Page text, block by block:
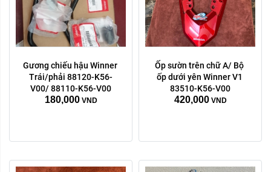
Gương chiếu hậu Winner
Trái/phải 88120-K56-
V00/ 88110-K56-V00
180,000 VND
Ốp sườn trên chữ A/ Bộ
ốp dưới yên Winner V1
83510-K56-V00
420,000 VND
Trái phải:
phải
trái